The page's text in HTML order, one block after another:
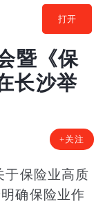
打开
暨《保
长沙举
+关注
于保险业高质
确保险业作